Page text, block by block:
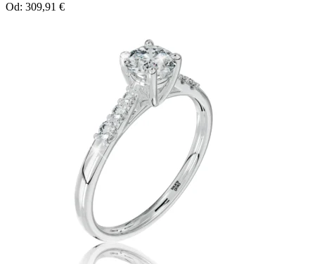
Zásnubné prstne z kolekcie Crown Beauty.
Od: 309,91 €